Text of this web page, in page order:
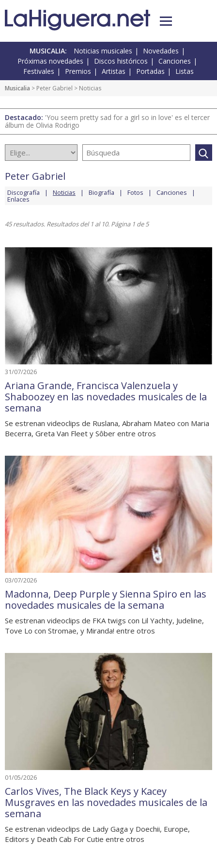
MUSICALIA: Noticias musicales
Novedades
Próximas novedades
Discos históricos
Canciones
Festivales
Premios Artistas Portadas Listas
Musicalia > Peter Gabriel > Noticias
Destacado: 'You seem pretty sad for a girl so in love' es el tercer
álbum de Olivia Rodrigo
Peter Gabriel
Discografía Noticias Biografía Fotos Canciones
Enlaces
45 resultados. Resultados del 1 al 10. Página 1 de 5
31/07/2026
Ariana Grande, Francisca Valenzuela y
Shaboozey en las novedades musicales de la
semana
Se estrenan videoclips de Ruslana, Abraham Mateo con Maria
Becerra, Greta Van Fleet y Sôber entre otros
03/07/2026
Madonna, Deep Purple y Sienna Spiro en las
novedades musicales de la semana
Se estrenan videoclips de FKA twigs con Lil Yachty, Judeline,
Tove Lo con Stromae, y Miranda! entre otros
01/05/2026
Carlos Vives, The Black Keys y Kacey
Musgraves en las novedades musicales de la
semana
Se estrenan videoclips de Lady Gaga y Doechii, Europe,
Editors y Death Cab For Cutie entre otros